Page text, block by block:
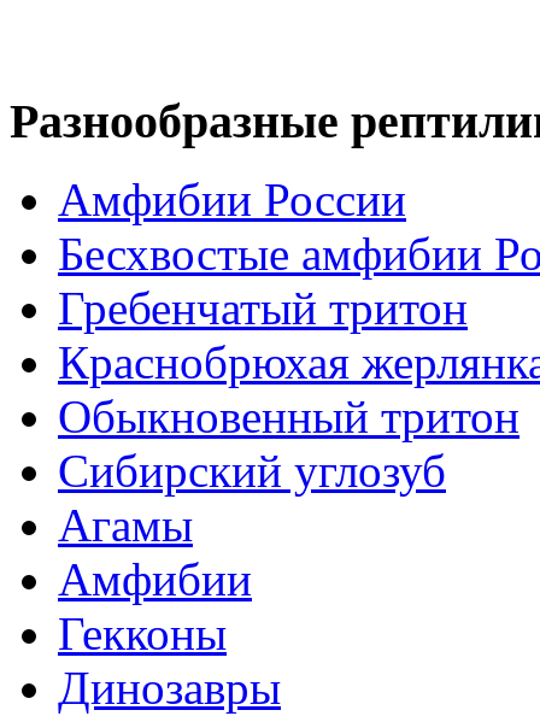
Разнообразные
Амфибии России
Бесхвостые амфибии
Гребенчатый тритон
Краснобрюхая
Обыкновенный тритон
Сибирский углозуб
Агамы
Амфибии
Гекконы
Динозавры